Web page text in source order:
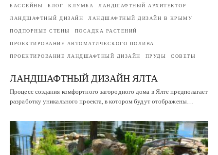
БАССЕЙНЫ БЛОГ КЛУМБА ЛАНДШАФТНЫЙ АРХИТЕКТОР
ЛАНДШАФТНЫЙ ДИЗАЙН ЛАНДШАФТНЫЙ ДИЗАЙН В КРЫМУ
ПОДПОРНЫЕ СТЕНЫ ПОСАДКА РАСТЕНИЙ
ПРОЕКТИРОВАНИЕ АВТОМАТИЧЕСКОГО ПОЛИВА
ПРОЕКТИРОВАНИЕ ЛАНДШАФТНЫЙ ДИЗАЙН ПРУДЫ СОВЕТЫ
ЛАНДШАФТНЫЙ ДИЗАЙН ЯЛТА
Процесс создания комфортного загородного дома в Ялте предполагает
разработку уникального проекта, в котором будут отображены…